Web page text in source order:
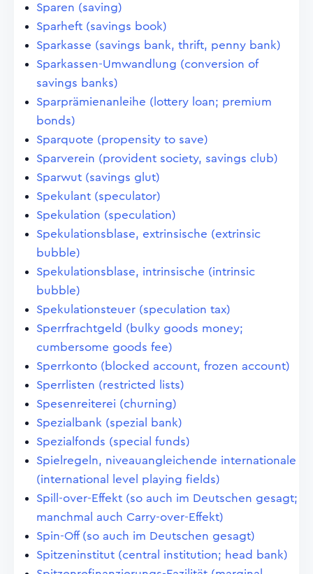
Sparen (saving)
Sparheft (savings book)
Sparkasse (savings bank, thrift, penny bank)
Sparkassen-Umwandlung (conversion of
savings banks)
Sparprämienanleihe (lottery loan; premium
bonds)
Sparquote (propensity to save)
Sparverein (provident society, savings club)
Sparwut (savings glut)
Spekulant (speculator)
Spekulation (speculation)
Spekulationsblase, extrinsische (extrinsic
bubble)
Spekulationsblase, intrinsische (intrinsic
bubble)
Spekulationsteuer (speculation tax)
Sperrfrachtgeld (bulky goods money;
cumbersome goods fee)
Sperrkonto (blocked account, frozen account)
Sperrlisten (restricted lists)
Spesenreiterei (churning)
Spezialbank (spezial bank)
Spezialfonds (special funds)
Spielregeln, niveauangleichende internationale
(international level playing fields)
Spill-over-Effekt (so auch im Deutschen gesagt;
manchmal auch Carry-over-Effekt)
Spin-Off (so auch im Deutschen gesagt)
Spitzeninstitut (central institution; head bank)